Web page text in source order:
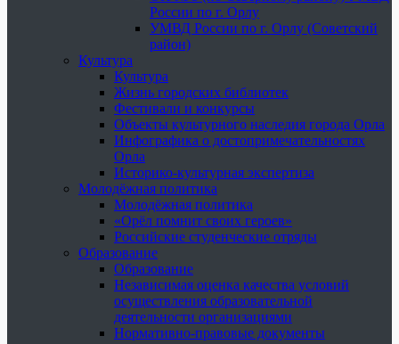
России по г. Орлу
УМВД России по г. Орлу (Советский
район)
Культура
Культура
Жизнь городских библиотек
Фестивали и конкурсы
Объекты культурного наследия города Орла
Инфографика о достопримечательностях
Орла
Историко-культурная экспертиза
Молодёжная политика
Молодёжная политика
«Орёл помнит своих героев»
Российские студенческие отряды
Образование
Образование
Независимая оценка качества условий
осуществления образовательной
деятельности организациями
Нормативно-правовые документы